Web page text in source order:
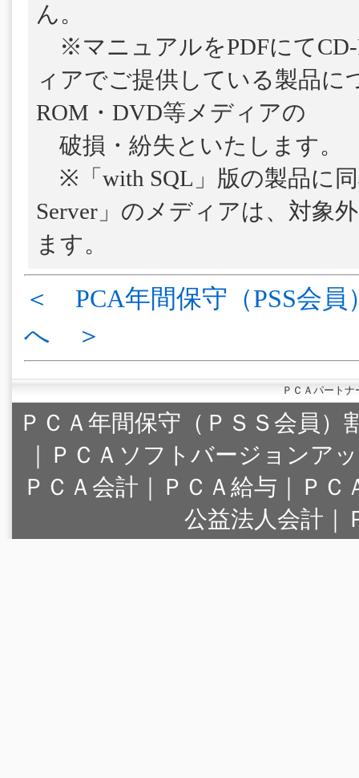
ん。
※マニュアルをPDFにてCD-
ィアでご提供している製品に
ROM・DVD等メディアの
破損・紛失といたします。
※「with SQL」版の製品に
Server」のメディアは、対象
ます。
＜ PCA年間保守（PSS会員
へ ＞
ＰＣＡパート
ＰＣＡ年間保守（ＰＳＳ会員）
｜
ＰＣＡソフトバージョンア
ＰＣＡ会計｜ＰＣＡ給与｜Ｐ
公益法人会計｜